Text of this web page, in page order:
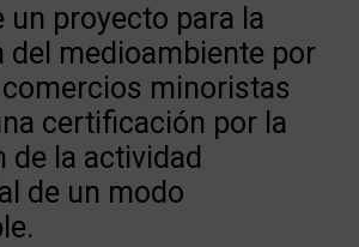
un proyecto para la
del medioambiente por
minoristas
certificación por la
de la actividad
de un modo